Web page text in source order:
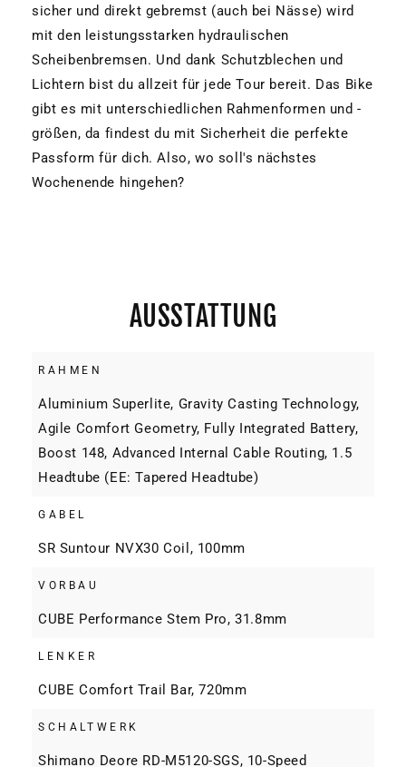
sicher und direkt gebremst (auch bei Nässe) wird
mit den leistungsstarken hydraulischen
Scheibenbremsen. Und dank Schutzblechen und
Lichtern bist du allzeit für jede Tour bereit. Das Bike
gibt es mit unterschiedlichen Rahmenformen und -
größen, da findest du mit Sicherheit die perfekte
Passform für dich. Also, wo soll's nächstes
Wochenende hingehen?
AUSSTATTUNG
RAHMEN
Aluminium Superlite, Gravity Casting Technology,
Agile Comfort Geometry, Fully Integrated Battery,
Boost 148, Advanced Internal Cable Routing, 1.5
Headtube (EE: Tapered Headtube)
GABEL
SR Suntour NVX30 Coil, 100mm
VORBAU
CUBE Performance Stem Pro, 31.8mm
LENKER
CUBE Comfort Trail Bar, 720mm
SCHALTWERK
Shimano Deore RD-M5120-SGS, 10-Speed